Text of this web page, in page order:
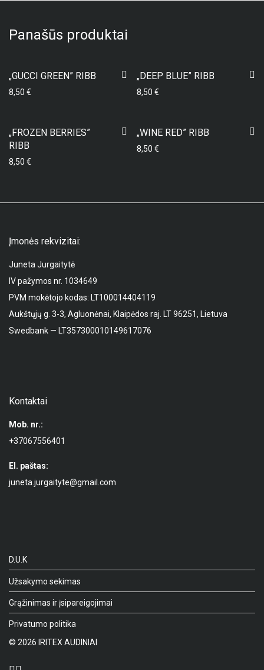
Panašūs produktai
„GUCCI GREEN” RIBB
8,50 €
„DEEP BLUE” RIBB
8,50 €
„FROZEN BERRIES”
RIBB
8,50 €
„WINE RED” RIBB
8,50 €
Įmonės rekvizitai:
Juneta Jurgaitytė
IV pažymos nr. 1034649
PVM mokėtojo kodas: LT100014404119
Aukštųjų g. 3-3, Agluonėnai, Klaipėdos raj. LT 96251, Lietuva
Swedbank — LT357300010149617076
Kontaktai
Mob. nr.:
+37067556401
El. paštas:
juneta.jurgaityte@gmail.com
D.U.K
Užsakymo sekimas
Grąžinimas ir įsipareigojimai
Privatumo politika
© 2026 IRITEX AUDINIAI